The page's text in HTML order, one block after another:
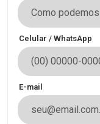
Celular / WhatsApp
E-mail